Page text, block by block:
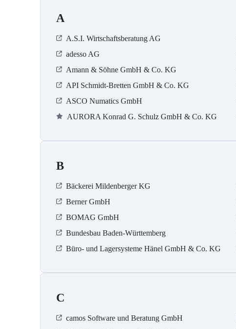
A
A.S.I. Wirtschaftsberatung AG
adesso AG
Amann & Söhne GmbH & Co. KG
API Schmidt-Bretten GmbH & Co. KG
ASCO Numatics GmbH
AURORA Konrad G. Schulz GmbH & Co. KG
B
Bäckerei Mildenberger KG
Berner GmbH
BOMAG GmbH
Bundesbau Baden-Württemberg
Büro- und Lagersysteme Hänel GmbH & Co. KG
C
camos Software und Beratung GmbH